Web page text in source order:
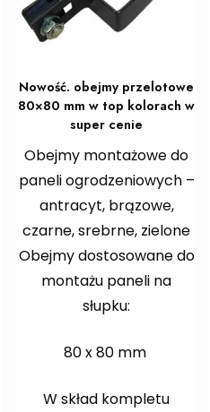
Nowość. obejmy przelotowe
80×80 mm w top kolorach w
super cenie
Obejmy montażowe do
paneli ogrodzeniowych –
antracyt, brązowe,
czarne, srebrne, zielone
Obejmy dostosowane do
montażu paneli na
słupku:
80 x 80 mm
W skład kompletu